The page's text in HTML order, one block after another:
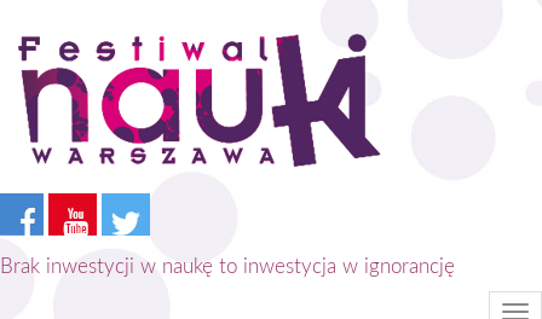
Przejdź
treści
Brak inwestycji w naukę to inwestycja w ignorancję